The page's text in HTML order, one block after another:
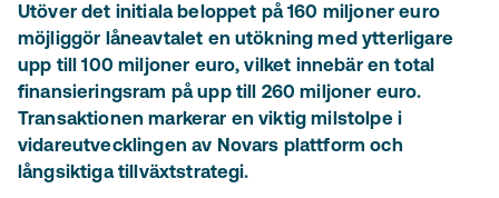
Utöver det initiala beloppet på 160 miljoner euro
möjliggör låneavtalet en utökning med ytterligare
upp till 100 miljoner euro, vilket innebär en total
finansieringsram på upp till 260 miljoner euro.
Transaktionen markerar en viktig milstolpe i
vidareutvecklingen av Novars plattform och
långsiktiga tillväxtstrategi.